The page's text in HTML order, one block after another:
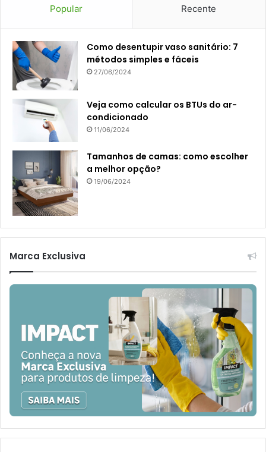
Popular Recente
Como desentupir vaso sanitário: 7
métodos simples e fáceis
27/06/2024
Veja como calcular os BTUs do ar-
condicionado
11/06/2024
Tamanhos de camas: como escolher
a melhor opção?
19/06/2024
Marca Exclusiva